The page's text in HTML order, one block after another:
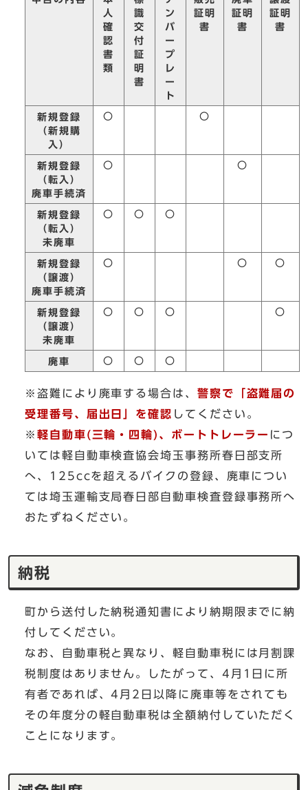
人
確
認
書
類
識
交
付
証
明
書
ン
バ
ー
プ
レ
ー
ト
証明
書
証明
書
証明
書
新規登録
（新規購
入）
〇 〇
新規登録
（転入）
廃車手続済
〇 〇
新規登録
（転入）
未廃車
〇 〇 〇
新規登録
（譲渡）
廃車手続済
〇 〇 〇
新規登録
（譲渡）
未廃車
〇 〇 〇 〇
廃車 〇 〇 〇
※盗難により廃車する場合は、 警察で「盗難届の
受理番号、届出日」を確認 してください。
※ 軽自動車(三輪・四輪)、ボートトレーラー につ
いては軽自動車検査協会埼玉事務所春日部支所
へ、125ccを超えるバイクの登録、廃車につい
ては埼玉運輸支局春日部自動車検査登録事務所へ
おたずねください。
納税
町から送付した納税通知書により納期限までに納
付してください。
なお、自動車税と異なり、軽自動車税には月割課
税制度はありません。したがって、4月1日に所
有者であれば、4月2日以降に廃車等をされても
その年度分の軽自動車税は全額納付していただく
ことになります。